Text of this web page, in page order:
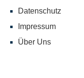
Datenschutz
Impressum
Über Uns